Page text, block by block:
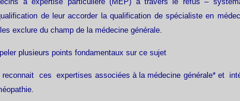
de leur accorder la qualification de spécialiste en
exclure du champ de la médecine générale.
plusieurs points fondamentaux sur ce sujet
reconnait ces expertises associées à la médecine générale* et